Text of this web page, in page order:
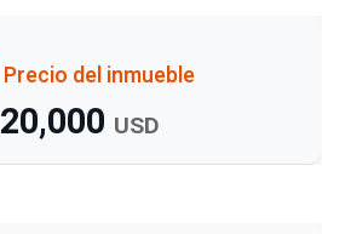
Precio del inmueble
20,000 USD